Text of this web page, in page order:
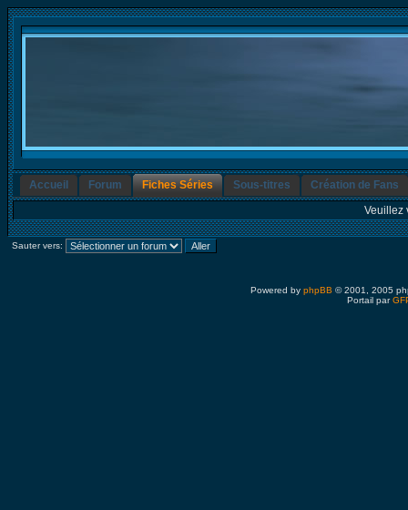
Accueil Forum Fiches Séries Sous-titres
Création de Fans
Veuillez
Sauter vers:
Powered by phpBB © 2001, 2005
Portail par